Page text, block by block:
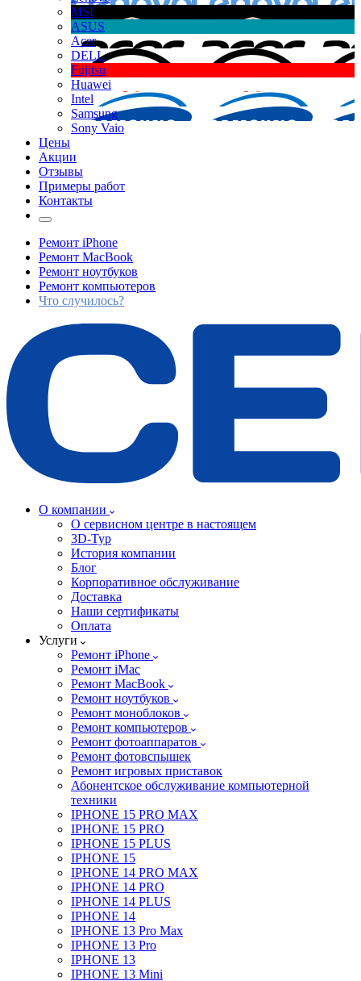
MSI
ASUS
Acer
DELL
Fujitsu
Huawei
Intel
Samsung
Sony Vaio
Цены
Акции
Отзывы
Примеры работ
Контакты
Ремонт iPhone
Ремонт MacBook
Ремонт ноутбуков
Ремонт компьютеров
Что случилось?
О компании
О сервисном центре в настоящем
3D-Тур
История компании
Блог
Корпоративное обслуживание
Доставка
Наши сертификаты
Оплата
Услуги
Ремонт iPhone
Ремонт iMac
Ремонт MacBook
Ремонт ноутбуков
Ремонт моноблоков
Ремонт компьютеров
Ремонт фотоаппаратов
Ремонт фотовспышек
Ремонт игровых приставок
Абонентское обслуживание компьютерной
техники
IPHONE 15 PRO MAX
IPHONE 15 PRO
IPHONE 15 PLUS
IPHONE 15
IPHONE 14 PRO MAX
IPHONE 14 PRO
IPHONE 14 PLUS
IPHONE 14
IPHONE 13 Pro Max
IPHONE 13 Pro
IPHONE 13
IPHONE 13 Mini